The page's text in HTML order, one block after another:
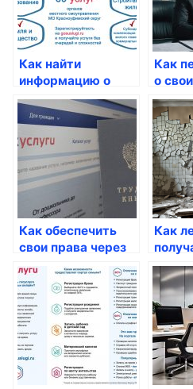
Как найти
информацию о
своих
предыдущих
заявках через
Госуслуги
Как
о
через
Как обеспечить
свои права через
госуслуги
Как